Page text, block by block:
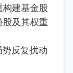
构建基金股
股及其权重
势反复扰动